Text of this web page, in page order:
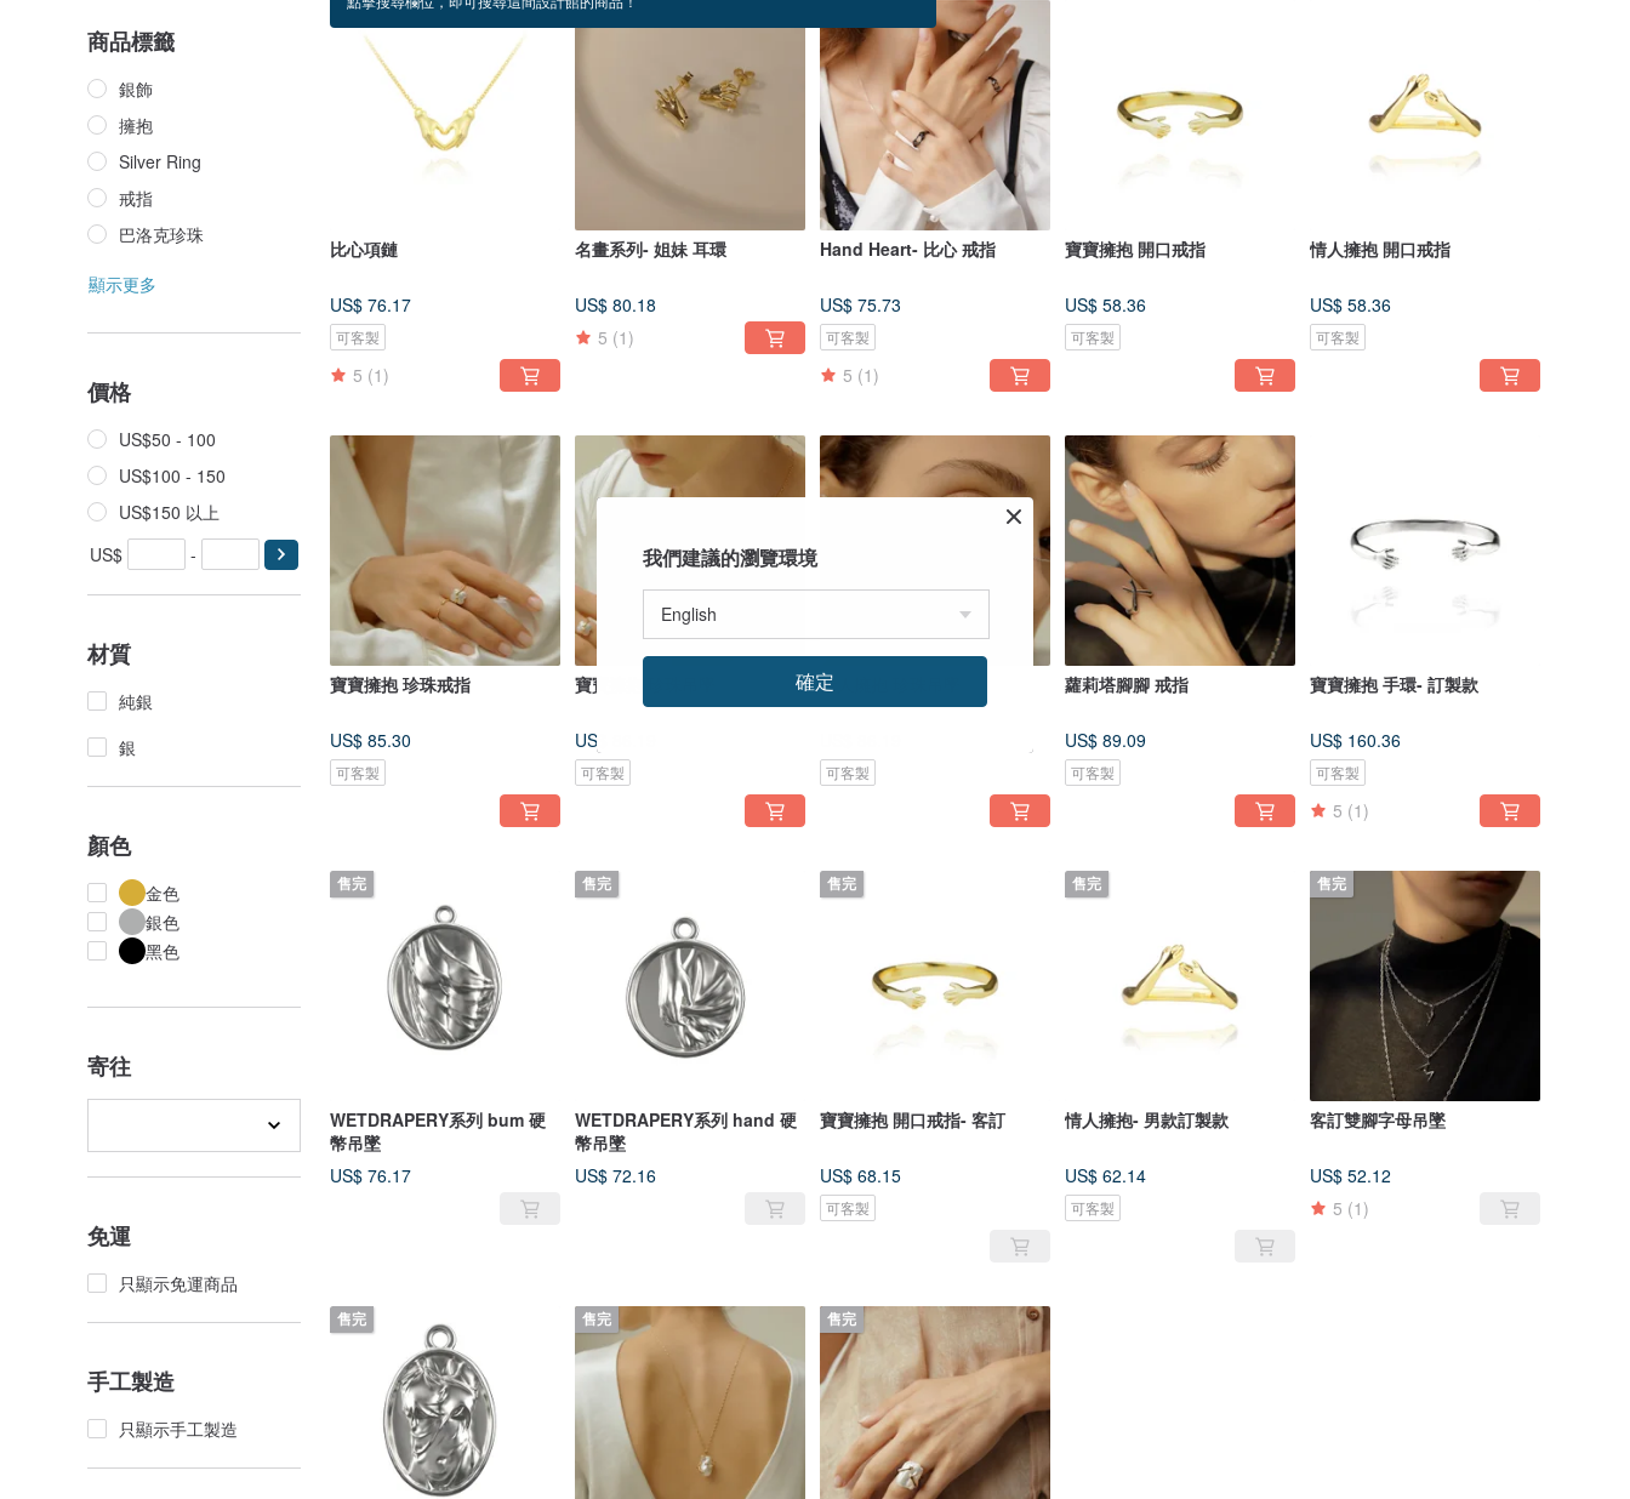
商品標籤
銀飾
擁抱
Silver Ring
戒指
巴洛克珍珠
顯示更多
價格
US$50 - 100
US$100 - 150
US$150 以上
US$
-
材質
純銀
銀
顏色
金色
銀色
黑色
寄往
免運
只顯示免運商品
手工製造
只顯示手工製造
比心項鏈
US$ 76.17
可客製
5 (1)
名畫系列- 姐妹 耳環
US$ 80.18
5 (1)
Hand Heart- 比心 戒指
US$ 75.73
可客製
5 (1)
寶寶擁抱 開口戒指
US$ 58.36
可客製
情人擁抱 開口戒指
US$ 58.36
可客製
寶寶擁抱 珍珠戒指
US$ 85.30
可客製
寶寶擁抱 珍珠吊墜
US$ 86.19
可客製
情人擁抱 珍珠吊墜
可客製
蘿莉塔腳腳 戒指
US$ 89.09
可客製
寶寶擁抱 手環- 訂製款
US$ 160.36
可客製
5 (1)
售完
WETDRAPERY系列 bum 硬
幣吊墜
US$ 76.17
售完
WETDRAPERY系列 hand 硬
幣吊墜
US$ 72.16
售完
寶寶擁抱 開口戒指- 客訂
US$ 68.15
可客製
售完
情人擁抱- 男款訂製款
US$ 62.14
可客製
售完
客訂雙腳字母吊墜
US$ 52.12
5 (1)
售完 售完 售完
我們建議的瀏覽環境
確定